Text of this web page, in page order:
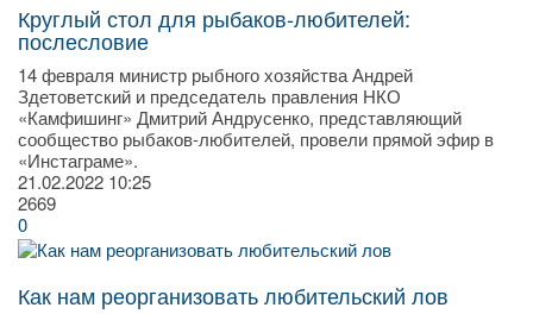
Круглый стол для рыбаков-любителей:
послесловие
14 февраля министр рыбного хозяйства Андрей
Здетоветский и председатель правления НКО
«Камфишинг» Дмитрий Андрусенко, представляющий
сообщество рыбаков-любителей, провели прямой эфир в
«Инстаграме».
21.02.2022 10:25
2669
0
Как нам реорганизовать любительский лов